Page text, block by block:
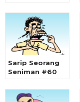
Sarip Seorang
Seniman #60